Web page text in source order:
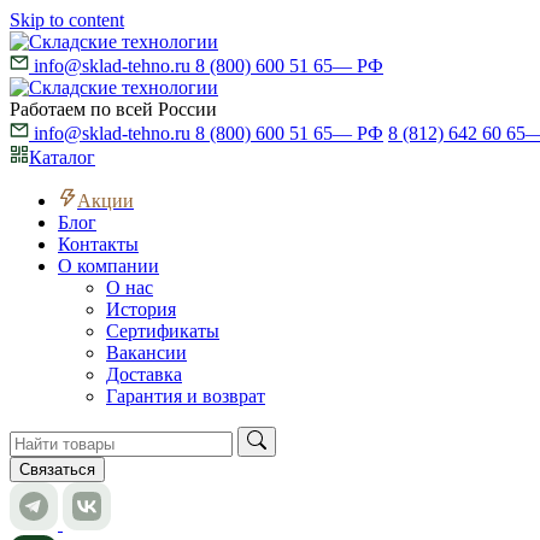
Skip to content
info@sklad-tehno.ru 8 (800) 600 51 65— РФ
Работаем по всей России
info@sklad-tehno.ru 8 (800) 600 51 65— РФ 8 (812) 642 60 65—
Каталог
Акции
Блог
Контакты
О компании
О нас
История
Сертификаты
Вакансии
Доставка
Гарантия и возврат
Связаться